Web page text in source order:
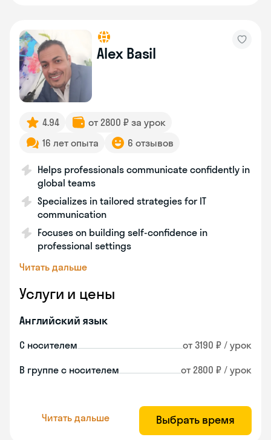
Alex Basil
4.94
от 2800 ₽ за урок
16 лет опыта
6 отзывов
Helps professionals communicate confidently in
global teams
Specializes in tailored strategies for IT
communication
Focuses on building self-confidence in
professional settings
Читать дальше
Услуги и цены
Английский язык
С носителем от 3190 ₽ / урок
В группе с носителем от 2800 ₽ / урок
Читать дальше Выбрать время